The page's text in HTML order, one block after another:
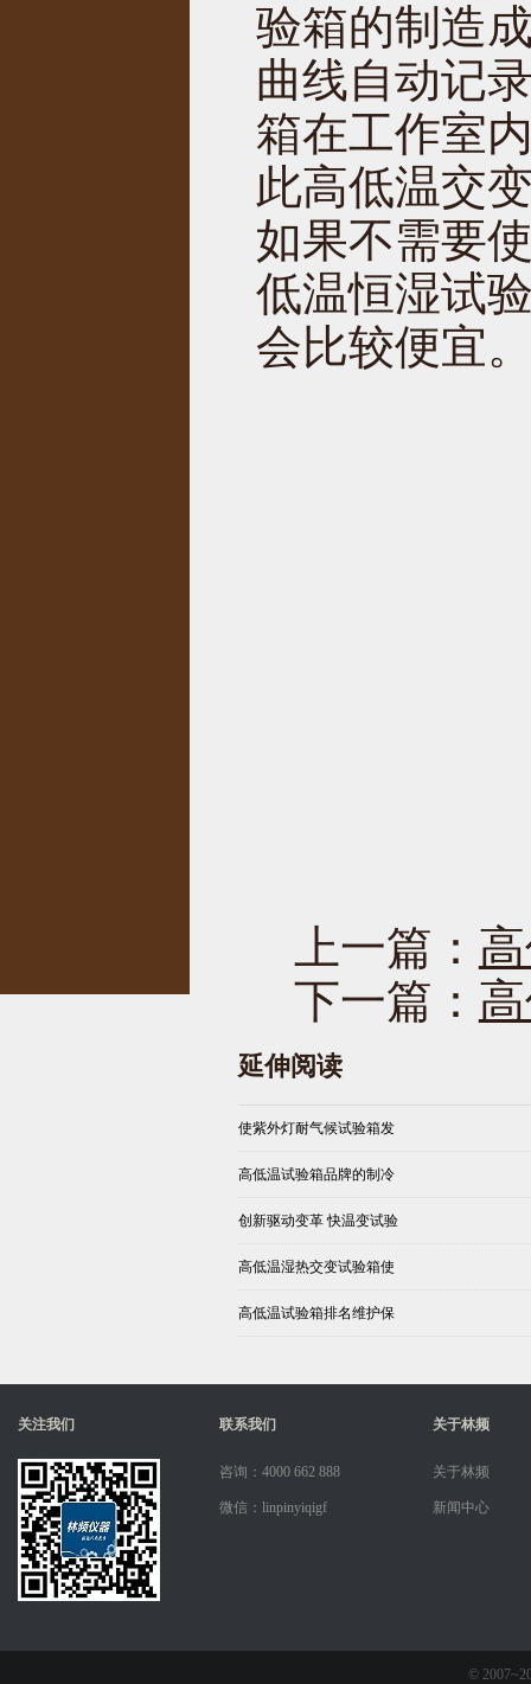
验箱的制造
曲线自动记
箱在工作室
此高低温交
如果不需要
低温恒湿试
会比较便宜
上一篇：
下一篇：
延伸阅读
使紫外灯耐气候试验箱发
高低温试验箱品牌的制冷
创新驱动变革 快温变试验
高低温湿热交变试验箱使
高低温试验箱排名维护保
关注我们 联系我们
咨询：4000 662 888
微信：linpinyiqigf
关于林频
关于林频
新闻中心
©